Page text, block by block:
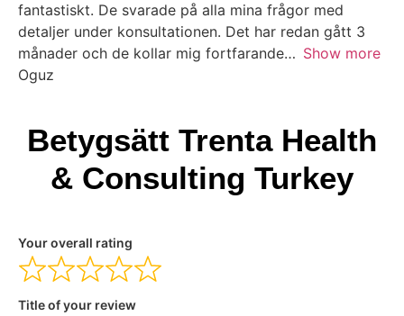
fantastiskt. De svarade på alla mina frågor med
detaljer under konsultationen. Det har redan gått 3
månader och de kollar mig fortfarande
Show more
Oguz
Betygsätt Trenta Health
& Consulting Turkey
Your overall rating
Title of your review